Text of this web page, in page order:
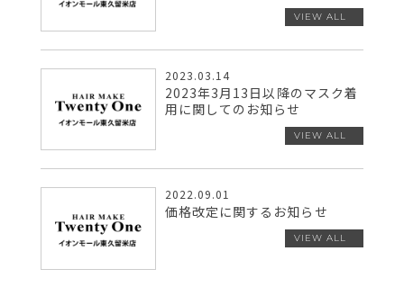
2023.03.14
2023年3月13日以降のマスク着
用に関してのお知らせ
2022.09.01
価格改定に関するお知らせ